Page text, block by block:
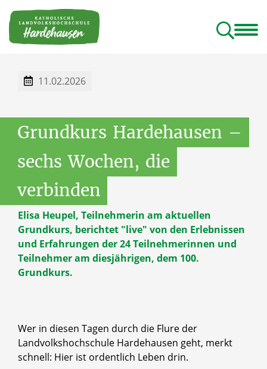
11.02.2026
Grundkurs Hardehausen –
sechs Wochen, die
verbinden
Elisa Heupel, Teilnehmerin am aktuellen
Grundkurs, berichtet "live" von den Erlebnissen
und Erfahrungen der 24 Teilnehmerinnen und
Teilnehmer am diesjährigen, dem 100.
Grundkurs.
Wer in diesen Tagen durch die Flure der
Landvolkshochschule Hardehausen geht, merkt
schnell: Hier ist ordentlich Leben drin.